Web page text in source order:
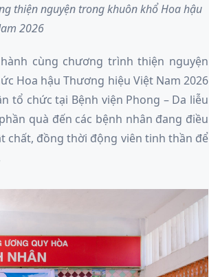
thiện nguyện trong khuôn khổ Hoa hậu
2026
cùng chương trình thiện nguyện
Hoa hậu Thương hiệu Việt Nam 2026
tổ chức tại Bệnh viện Phong – Da liễu
quà đến các bệnh nhân đang điều
chất, đồng thời động viên tinh thần để